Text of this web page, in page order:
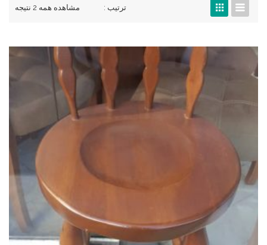
مشاهده همه 2 نتیجه ترتیب :